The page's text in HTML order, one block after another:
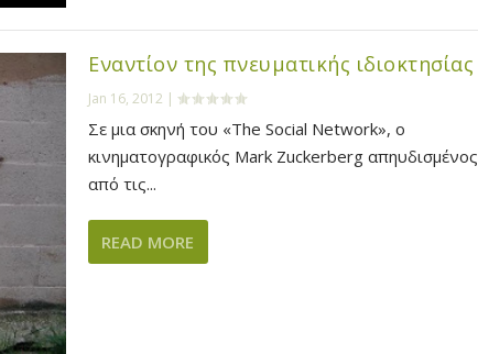
Εναντίον της πνευματικής ιδιοκτησίας
Jan 16, 2012 |
Σε μια σκηνή του «The Social Network», ο
κινηματογραφικός Mark Zuckerberg απηυδισμένος
από τις...
READ MORE